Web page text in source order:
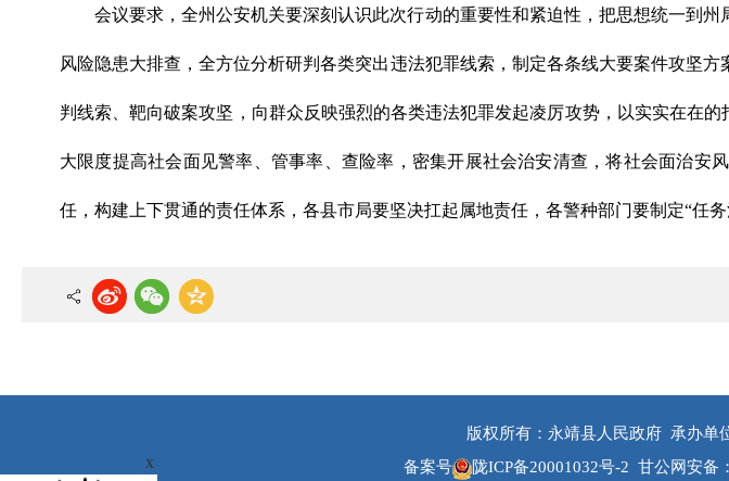
会议要求，全州公安机关要深刻认识此次行动的重要性和紧迫性，把思想统一到
风险隐患大排查，全方位分析研判各类突出违法犯罪线索，制定各条线大要案件攻坚
判线索、靶向破案攻坚，向群众反映强烈的各类违法犯罪发起凌厉攻势，以实实在在
大限度提高社会面见警率、管事率、查险率，密集开展社会治安清查，将社会面治
任，构建上下贯通的责任体系，各县市局要坚决扛起属地责任，各警种部门要制定“任
版权所有：永靖县人民政府 承办单
备案号
陇ICP备20001032号-2 甘公网安备
x